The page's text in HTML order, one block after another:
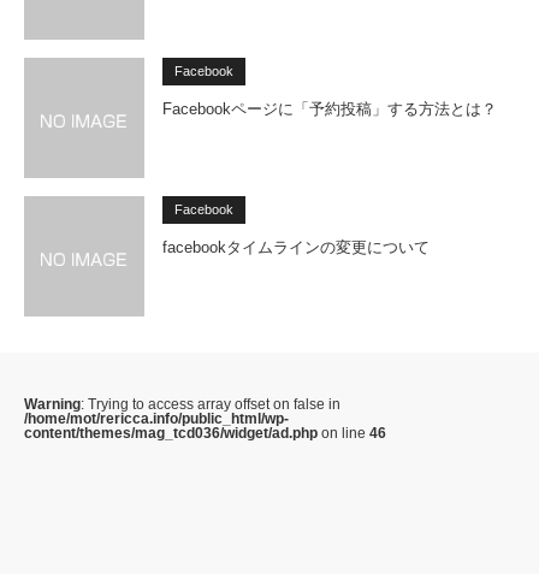
Facebook
Facebookページに「予約投稿」する方法とは？
Facebook
facebookタイムラインの変更について
Warning: Trying to access array offset on false in
/home/mot/rericca.info/public_html/wp-
content/themes/mag_tcd036/widget/ad.php on line 46